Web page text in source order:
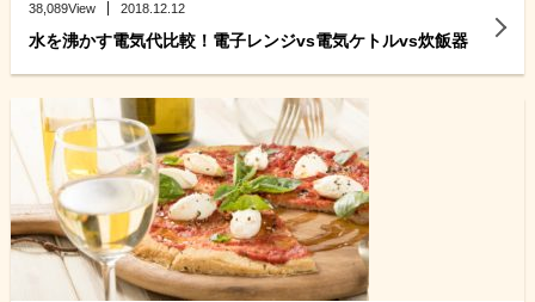
38,089View 2018.12.12
水を沸かす電気代比較！電子レンジvs電気ケトルvs炊飯器